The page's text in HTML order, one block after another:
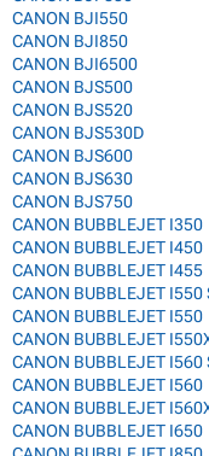
CANON BJI550
CANON BJI850
CANON BJI6500
CANON BJS500
CANON BJS520
CANON BJS530D
CANON BJS600
CANON BJS630
CANON BJS750
CANON BUBBLEJET I350
CANON BUBBLEJET I450
CANON BUBBLEJET I455
CANON BUBBLEJET I550
CANON BUBBLEJET I550
CANON BUBBLEJET
CANON BUBBLEJET I560
CANON BUBBLEJET I560
CANON BUBBLEJET
CANON BUBBLEJET I650